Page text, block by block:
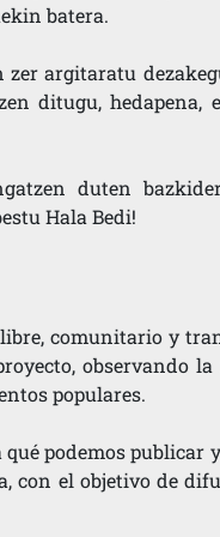
batera.
argitaratu
ditugu, hedapena,
duten
Hala Bedi!
comunitario y
observando
populares.
podemos publicar
con el objetivo de